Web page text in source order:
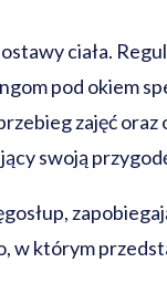
ciała.
pod okiem
zajęć
swoją
w którym